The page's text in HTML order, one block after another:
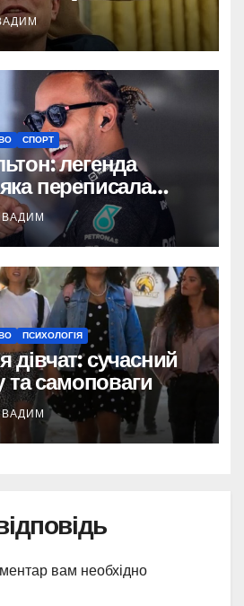
СПОРТ
легенда
переписала
ВАДИМ
ПСИХОЛОГІЯ
дівчат: сучасний
та самоповаги
ВАДИМ
вам необхідно